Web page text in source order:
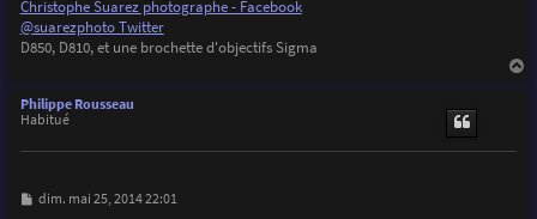
Christophe Suarez photographe - Facebook
@suarezphoto Twitter
D850, D810, et une brochette d'objectifs Sigma
Philippe Rousseau
Habitué
M
dim. mai 25, 2014 22:01